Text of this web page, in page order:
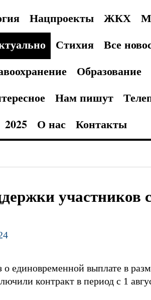
Нацпроекты ЖКХ
Стихия Все
Образование
Нам пишут
2025 О нас Контакты
участников
единовременной выплате в
контракт в период с 1